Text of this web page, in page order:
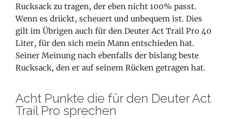
Rucksack zu tragen, der eben nicht 100% passt.
Wenn es drückt, scheuert und unbequem ist. Dies
gilt im Übrigen auch für den Deuter Act Trail Pro 40
Liter, für den sich mein Mannentschieden hat.
Seiner Meinung nach ebenfalls der bislang beste
Rucksack, den er auf seinem Rücken getragen hat.
Acht Punkte die für den Deuter Act
Trail Pro sprechen